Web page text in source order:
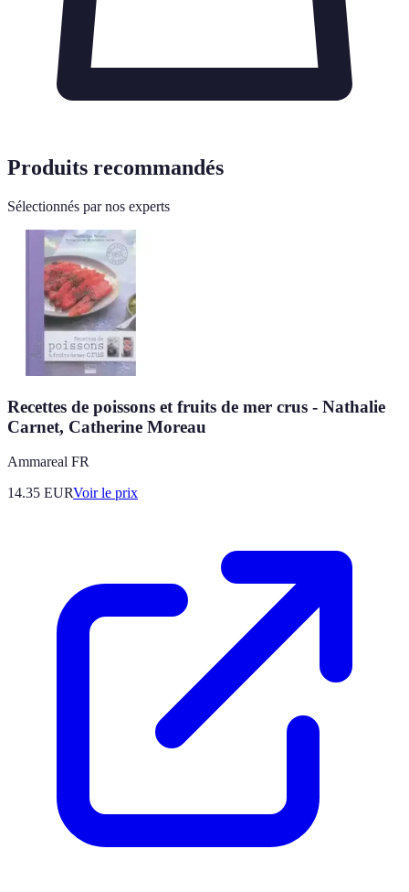
Produits recommandés
Sélectionnés par nos experts
Recettes de poissons et fruits de mer crus - Nathalie
Carnet, Catherine Moreau
Ammareal FR
14.35 EURVoir le prix